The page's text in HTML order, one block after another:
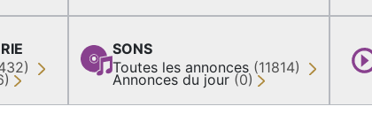
SONS
Toutes les annonces (11814)
Annonces du jour (0)